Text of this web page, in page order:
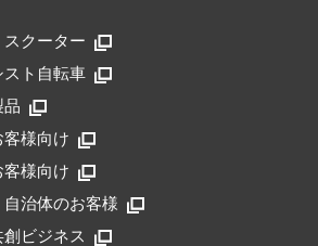
クーター
スト自転車
品
様向け
様向け
治体のお客様
ビジネス